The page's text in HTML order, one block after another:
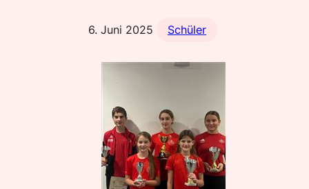
6. Juni 2025 Schüler